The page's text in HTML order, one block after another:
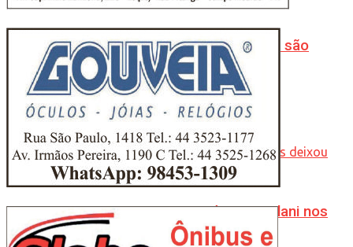
Canteiros das avenidas centrais não são
depósitos de lixo!
Cinco anos que o nosso Edson Battilani nos